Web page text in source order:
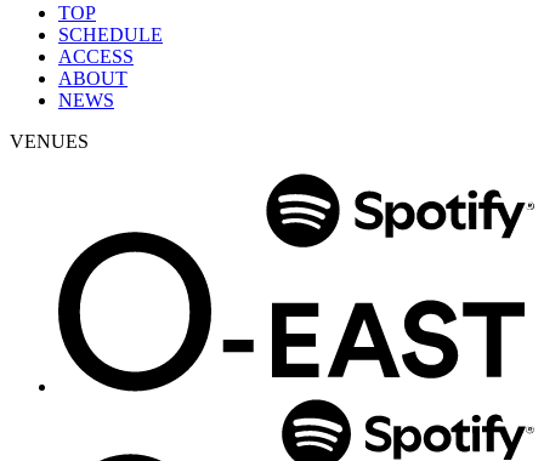
TOP
SCHEDULE
ACCESS
ABOUT
NEWS
VENUES